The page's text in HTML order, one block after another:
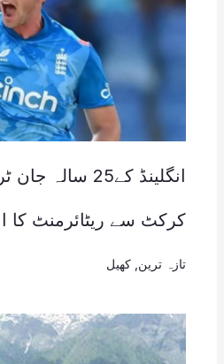
انگلینڈ کے25
کرکٹ سے ریٹائرمنٹ کا
تازہ ترین کھیل